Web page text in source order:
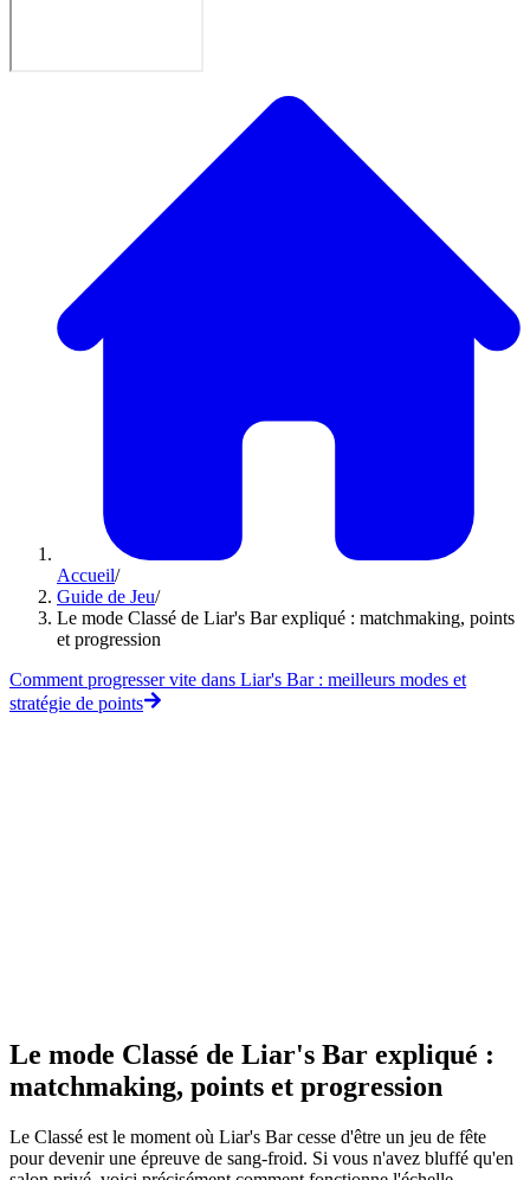
Accueil/
Guide de Jeu/
Le mode Classé de Liar's Bar expliqué : matchmaking, points
et progression
Comment progresser vite dans Liar's Bar : meilleurs modes et
stratégie de points
Le mode Classé de Liar's Bar expliqué :
matchmaking, points et progression
Le Classé est le moment où Liar's Bar cesse d'être un jeu de fête
pour devenir une épreuve de sang-froid. Si vous n'avez bluffé qu'en